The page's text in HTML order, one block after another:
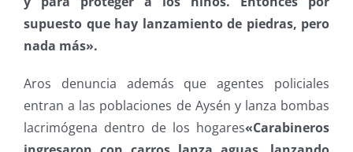
supuesto que hay lanzamiento de piedras, pero
nada más».
Aros denuncia además que agentes policiales
entran a las poblaciones de Aysén y lanza bombas
lacrimógena dentro de los hogares«Carabineros